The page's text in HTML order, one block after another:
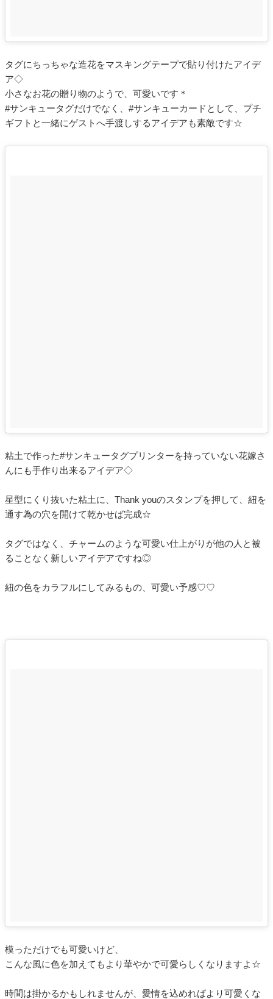
タグにちっちゃな造花をマスキングテープで貼り付けたアイデ
ア◇
小さなお花の贈り物のようで、可愛いです＊
#サンキュータグだけでなく、#サンキューカードとして、プチ
ギフトと一緒にゲストへ手渡しするアイデアも素敵です☆
粘土で作った#サンキュータグプリンターを持っていない花嫁さ
んにも手作り出来るアイデア◇
星型にくり抜いた粘土に、Thank youのスタンプを押して、紐を
通す為の穴を開けて乾かせば完成☆
タグではなく、チャームのような可愛い仕上がりが他の人と被
ることなく新しいアイデアですね◎
紐の色をカラフルにしてみるもの、可愛い予感♡♡
模っただけでも可愛いけど、
こんな風に色を加えてもより華やかで可愛らしくなりますよ☆
時間は掛かるかもしれませんが、愛情を込めればより可愛くな